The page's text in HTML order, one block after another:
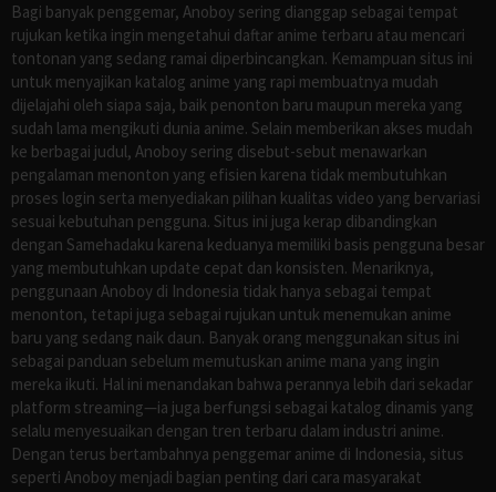
Bagi banyak penggemar, Anoboy sering dianggap sebagai tempat
rujukan ketika ingin mengetahui daftar anime terbaru atau mencari
tontonan yang sedang ramai diperbincangkan. Kemampuan situs ini
untuk menyajikan katalog anime yang rapi membuatnya mudah
dijelajahi oleh siapa saja, baik penonton baru maupun mereka yang
sudah lama mengikuti dunia anime. Selain memberikan akses mudah
ke berbagai judul, Anoboy sering disebut-sebut menawarkan
pengalaman menonton yang efisien karena tidak membutuhkan
proses login serta menyediakan pilihan kualitas video yang bervariasi
sesuai kebutuhan pengguna. Situs ini juga kerap dibandingkan
dengan Samehadaku karena keduanya memiliki basis pengguna besar
yang membutuhkan update cepat dan konsisten. Menariknya,
penggunaan Anoboy di Indonesia tidak hanya sebagai tempat
menonton, tetapi juga sebagai rujukan untuk menemukan anime
baru yang sedang naik daun. Banyak orang menggunakan situs ini
sebagai panduan sebelum memutuskan anime mana yang ingin
mereka ikuti. Hal ini menandakan bahwa perannya lebih dari sekadar
platform streaming—ia juga berfungsi sebagai katalog dinamis yang
selalu menyesuaikan dengan tren terbaru dalam industri anime.
Dengan terus bertambahnya penggemar anime di Indonesia, situs
seperti Anoboy menjadi bagian penting dari cara masyarakat